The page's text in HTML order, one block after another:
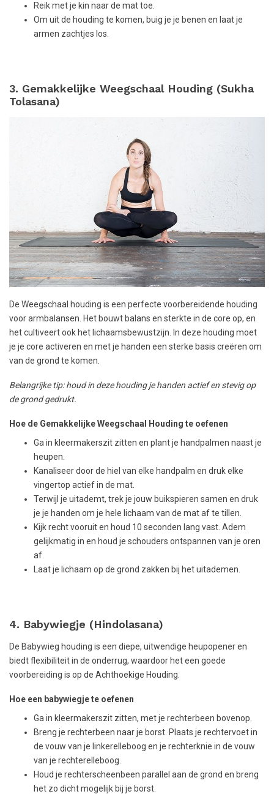
Reik met je kin naar de mat toe.
Om uit de houding te komen, buig je je benen en laat je
armen zachtjes los.
3. Gemakkelijke Weegschaal Houding (Sukha
Tolasana)
De Weegschaal houding is een perfecte voorbereidende houding
voor armbalansen. Het bouwt balans en sterkte in de core op, en
het cultiveert ook het lichaamsbewustzijn. In deze houding moet
je je core activeren en met je handen een sterke basis creëren om
van de grond te komen.
Belangrijke tip: houd in deze houding je handen actief en stevig op
de grond gedrukt.
Hoe de Gemakkelijke Weegschaal Houding te oefenen
Ga in kleermakerszit zitten en plant je handpalmen naast je
heupen.
Kanaliseer door de hiel van elke handpalm en druk elke
vingertop actief in de mat.
Terwijl je uitademt, trek je jouw buikspieren samen en druk
je je handen om je hele lichaam van de mat af te tillen.
Kijk recht vooruit en houd 10 seconden lang vast. Adem
gelijkmatig in en houd je schouders ontspannen van je oren
af.
Laat je lichaam op de grond zakken bij het uitademen.
4. Babywiegje (Hindolasana)
De Babywieg houding is een diepe, uitwendige heupopener en
biedt flexibiliteit in de onderrug, waardoor het een goede
voorbereiding is op de Achthoekige Houding.
Hoe een babywiegje te oefenen
Ga in kleermakerszit zitten, met je rechterbeen bovenop.
Breng je rechterbeen naar je borst. Plaats je rechtervoet in
de vouw van je linkerelleboog en je rechterknie in de vouw
van je rechterelleboog.
Houd je rechterscheenbeen parallel aan de grond en breng
het zo dicht mogelijk bij je borst.